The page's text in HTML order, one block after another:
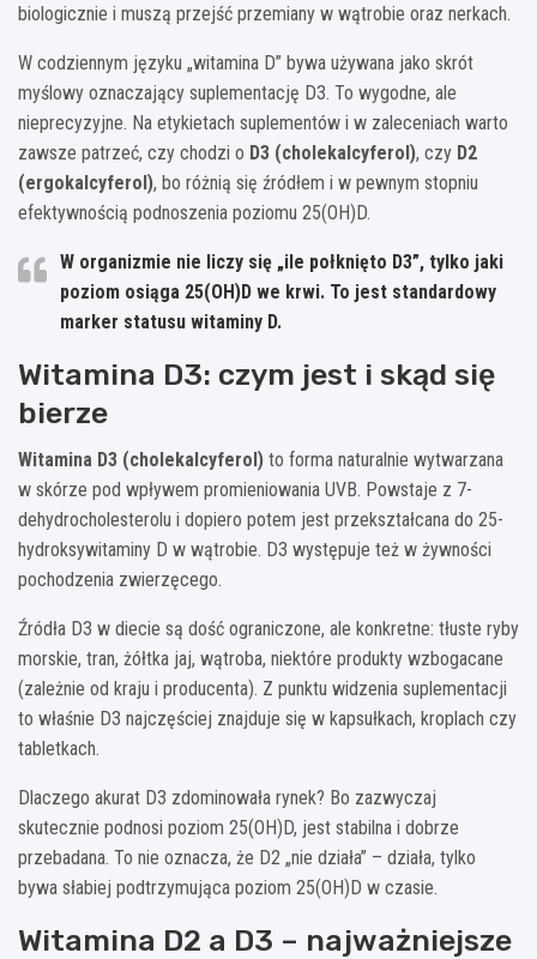
biologicznie i muszą przejść przemiany w wątrobie oraz nerkach.
W codziennym języku „witamina D” bywa używana jako skrót
myślowy oznaczający suplementację D3. To wygodne, ale
nieprecyzyjne. Na etykietach suplementów i w zaleceniach warto
zawsze patrzeć, czy chodzi o D3 (cholekalcyferol), czy D2
(ergokalcyferol), bo różnią się źródłem i w pewnym stopniu
efektywnością podnoszenia poziomu 25(OH)D.
W organizmie nie liczy się „ile połknięto D3”, tylko jaki
poziom osiąga 25(OH)D we krwi. To jest standardowy
marker statusu witaminy D.
Witamina D3: czym jest i skąd się
bierze
Witamina D3 (cholekalcyferol) to forma naturalnie wytwarzana
w skórze pod wpływem promieniowania UVB. Powstaje z 7-
dehydrocholesterolu i dopiero potem jest przekształcana do 25-
hydroksywitaminy D w wątrobie. D3 występuje też w żywności
pochodzenia zwierzęcego.
Źródła D3 w diecie są dość ograniczone, ale konkretne: tłuste ryby
morskie, tran, żółtka jaj, wątroba, niektóre produkty wzbogacane
(zależnie od kraju i producenta). Z punktu widzenia suplementacji
to właśnie D3 najczęściej znajduje się w kapsułkach, kroplach czy
tabletkach.
Dlaczego akurat D3 zdominowała rynek? Bo zazwyczaj
skutecznie podnosi poziom 25(OH)D, jest stabilna i dobrze
przebadana. To nie oznacza, że D2 „nie działa” – działa, tylko
bywa słabiej podtrzymująca poziom 25(OH)D w czasie.
Witamina D2 a D3 – najważniejsze